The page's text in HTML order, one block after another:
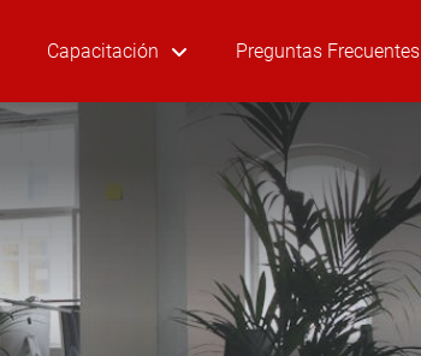
Capacitación Preguntas Frecuentes